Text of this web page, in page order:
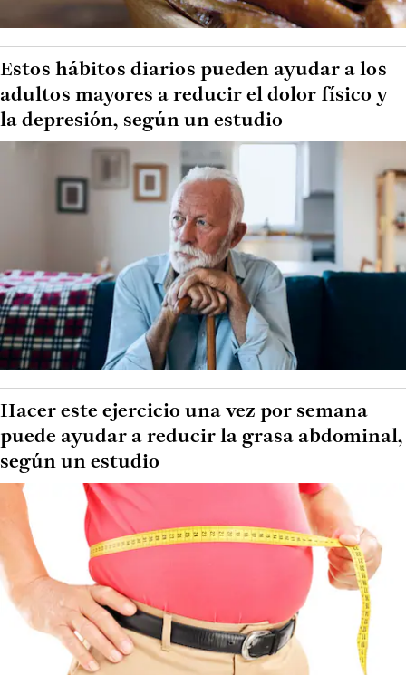
Estos hábitos diarios pueden ayudar a los
adultos mayores a reducir el dolor físico y
la depresión, según un estudio
Hacer este ejercicio una vez por semana
puede ayudar a reducir la grasa abdominal,
según un estudio